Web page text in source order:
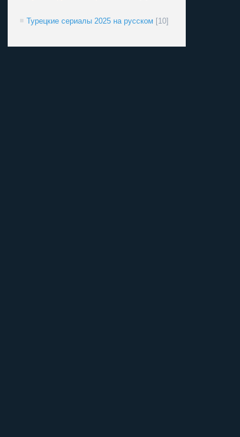
Турецкие сериалы 2025 на русском [10]